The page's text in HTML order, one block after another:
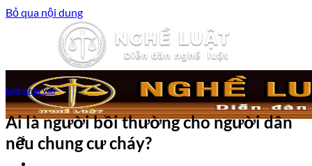
Bỏ qua nội dung
Luật sư tư vấn
Ai là người bồi thường cho người dân
nếu chung cư cháy?